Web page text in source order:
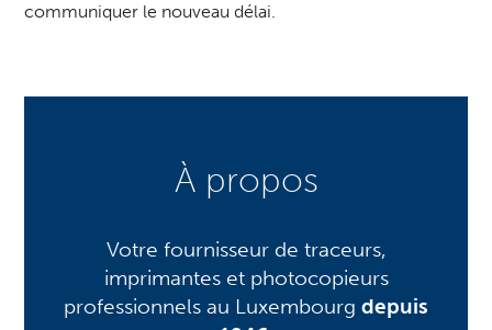
communiquer le nouveau délai.
À propos
Votre fournisseur de traceurs,
imprimantes et photocopieurs
professionnels au Luxembourg depuis